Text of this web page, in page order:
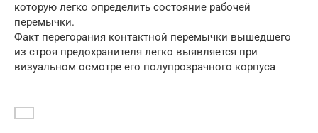
которую легко определить состояние рабочей
перемычки.
Факт перегорания контактной перемычки вышедшего
из строя предохранителя легко выявляется при
визуальном осмотре его полупрозрачного корпуса